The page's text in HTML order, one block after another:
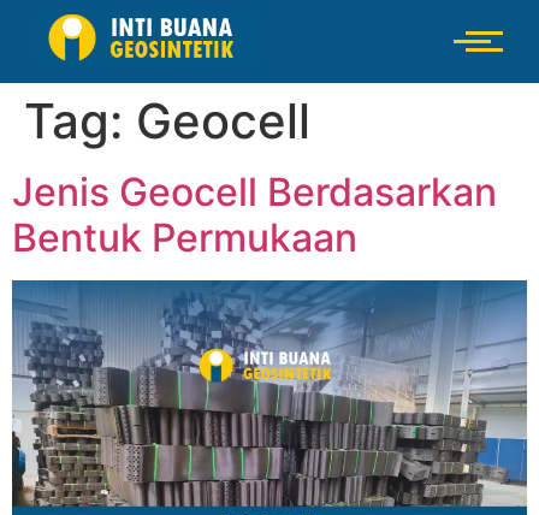
Tag: Geocell
Jenis Geocell Berdasarkan
Bentuk Permukaan